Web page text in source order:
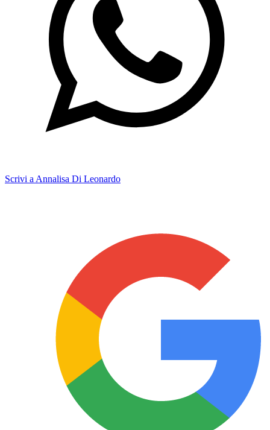
Scrivi a Annalisa Di Leonardo